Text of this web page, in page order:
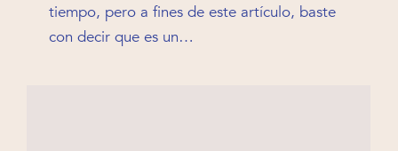
tiempo, pero a fines de este artículo, baste
con decir que es un…